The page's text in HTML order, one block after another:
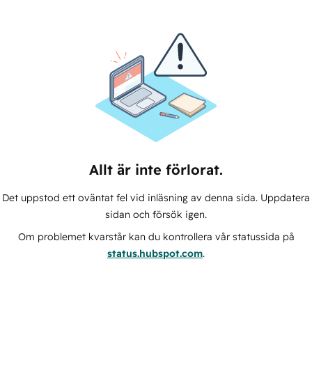
Allt är inte förlorat.
Det uppstod ett oväntat fel vid inläsning av denna sida. Uppdatera
sidan och försök igen.
Om problemet kvarstår kan du kontrollera vår statussida på
status.hubspot.com.